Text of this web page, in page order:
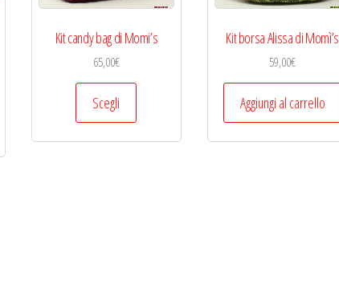
Kit candy bag di Momi’s
65,00€
Scegli
Questo
Kit borsa Alissa di Momì’s
59,00€
Aggiungi al carrello